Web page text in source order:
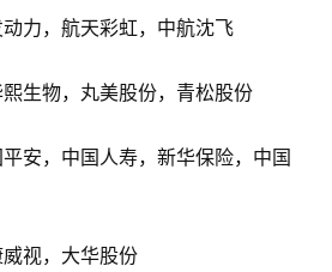
力，航天彩虹，中航沈飞
生物，丸美股份，青松股份
安，中国人寿，新华保险，中国
视，大华股份